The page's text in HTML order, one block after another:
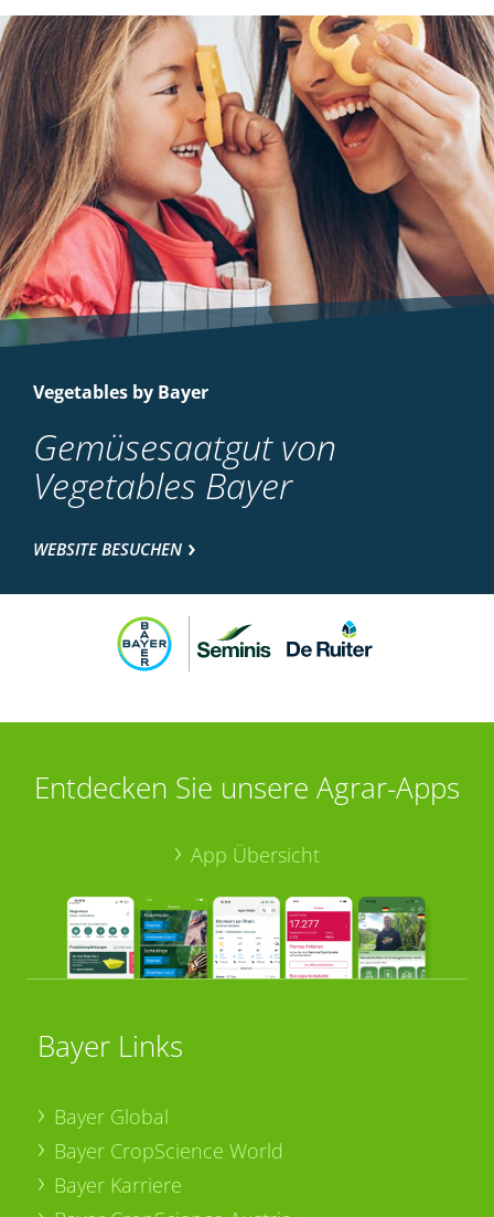
Vegetables by Bayer
Gemüsesaatgut von
Vegetables Bayer
WEBSITE BESUCHEN
Entdecken Sie unsere Agrar-Apps
App Übersicht
Bayer Links
Bayer Global
Bayer CropScience World
Bayer Karriere